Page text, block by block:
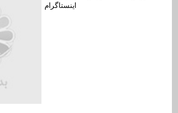
اینستاگرام